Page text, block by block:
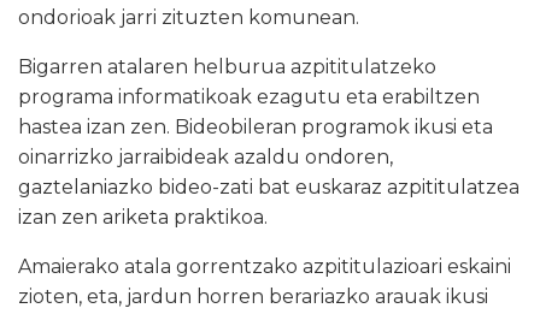
ondorioak jarri zituzten komunean.
Bigarren atalaren helburua azpititulatzeko
programa informatikoak ezagutu eta erabiltzen
hastea izan zen. Bideobileran programok ikusi eta
oinarrizko jarraibideak azaldu ondoren,
gaztelaniazko bideo-zati bat euskaraz azpititulatzea
izan zen ariketa praktikoa.
Amaierako atala gorrentzako azpititulazioari eskaini
zioten, eta, jardun horren berariazko arauak ikusi